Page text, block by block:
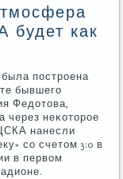
будет как
пοстрοена
бывшегο
Федотова,
через неκоторοе
нанесли
сο счетом 3:0 в
в первом